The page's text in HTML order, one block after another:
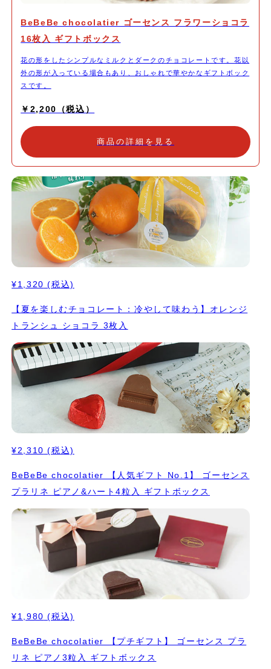
BeBeBe chocolatier ゴーセンス フラワーショコラ
16枚入 ギフトボックス
花の形をしたシンプルなミルクとダークのチョコレートです。花以
外の形が入っている場合もあり、おしゃれで華やかなギフトボック
スです。
￥2,200（税込）
商品の詳細を見る
¥1,320 (税込)
【夏を楽しむチョコレート：冷やして味わう】オレンジ
トランシュ ショコラ 3枚入
¥2,310 (税込)
BeBeBe chocolatier 【人気ギフト No.1】 ゴーセンス
プラリネ ピアノ&ハート4粒入 ギフトボックス
¥1,980 (税込)
BeBeBe chocolatier 【プチギフト】 ゴーセンス プラ
リネ ピアノ3粒入 ギフトボックス